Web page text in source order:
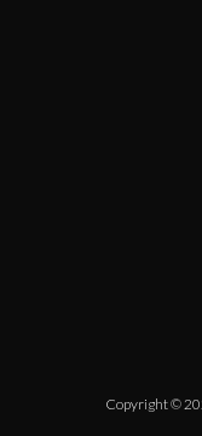
Copyright ©